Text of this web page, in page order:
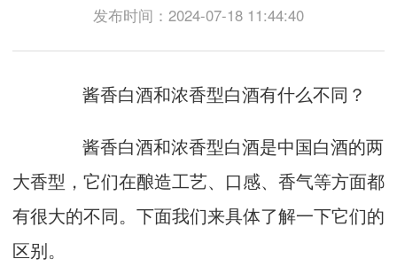
发布时间：2024-07-18 11:44:40
酱香白酒和浓香型白酒有什么不同？
酱香白酒和浓香型白酒是中国白酒的两
大香型，它们在酿造工艺、口感、香气等方面都
有很大的不同。下面我们来具体了解一下它们的
区别。